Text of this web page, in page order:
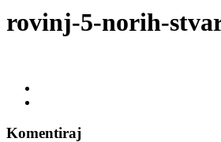
rovinj-5-norih-
Komentiraj